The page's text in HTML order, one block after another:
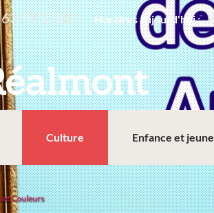
79 25 80 Horaires aujourd'hui :
Culture Enfance et
et Couleurs